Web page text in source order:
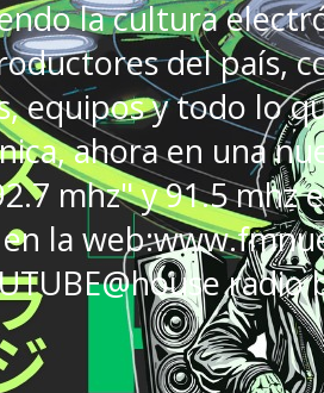
la cultura
del país,
equipos y todo lo
ahora en una
mhz" y 91.5 mhz
en la
radio